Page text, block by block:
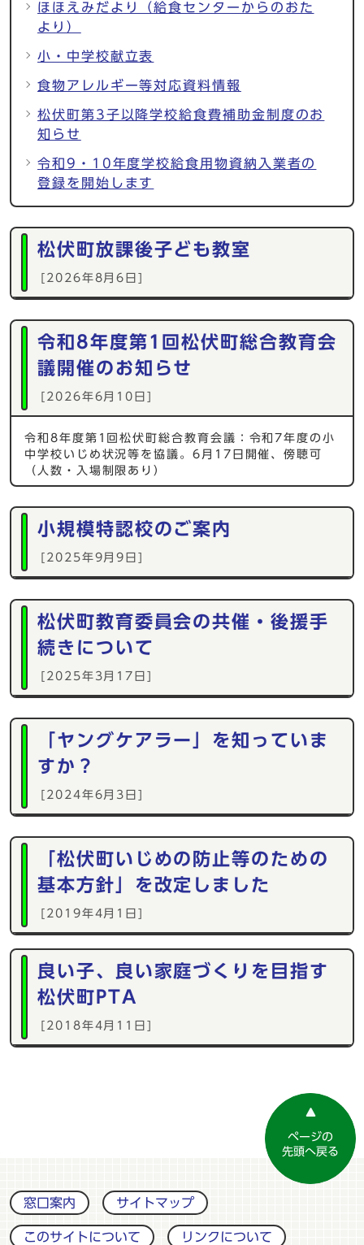
ほほえみだより（給食センターからのおた
より）
小・中学校献立表
食物アレルギー等対応資料情報
松伏町第3子以降学校給食費補助金制度のお
知らせ
令和9・10年度学校給食用物資納入業者の
登録を開始します
松伏町放課後子ども教室
[2026年8月6日]
令和8年度第1回松伏町総合教育会
議開催のお知らせ
[2026年6月10日]
令和8年度第1回松伏町総合教育会議：令和7年度の小
中学校いじめ状況等を協議。6月17日開催、傍聴可
（人数・入場制限あり）
小規模特認校のご案内
[2025年9月9日]
松伏町教育委員会の共催・後援手
続きについて
[2025年3月17日]
「ヤングケアラー」を知っていま
すか？
[2024年6月3日]
「松伏町いじめの防止等のための
基本方針」を改定しました
[2019年4月1日]
良い子、良い家庭づくりを目指す
松伏町PTA
[2018年4月11日]
ページの
先頭へ戻る
窓口案内 サイトマップ
このサイトについて リンクについて